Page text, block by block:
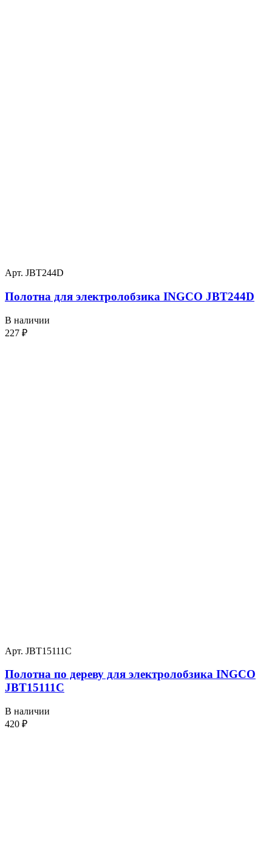
Арт. JBT244D
Полотна для электролобзика INGCO JBT244D
В наличии
227 ₽
Арт. JBT15111C
Полотна по дереву для электролобзика INGCO
JBT15111C
В наличии
420 ₽